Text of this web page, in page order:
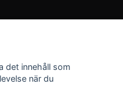
det innehåll som
när du